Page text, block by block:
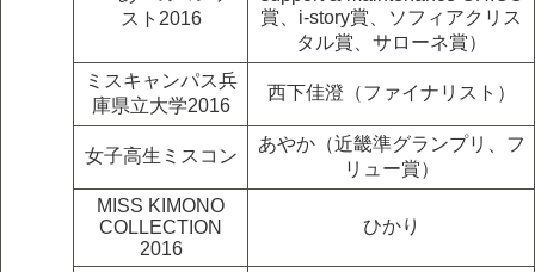
スト2016
賞、i-story賞、ソフィアクリス
タル賞、サローネ賞）
ミスキャンパス兵
庫県立大学2016
西下佳澄（ファイナリスト）
女子高生ミスコン
あやか（近畿準グランプリ、フ
リュー賞）
MISS KIMONO
COLLECTION
2016
ひかり